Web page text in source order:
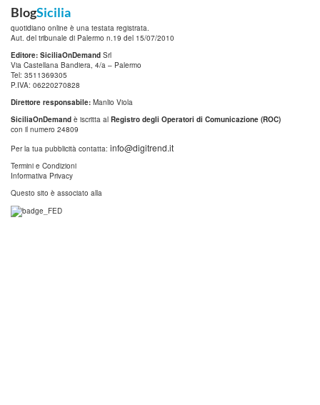
BlogSicilia
quotidiano online è una testata registrata.
Aut. del tribunale di Palermo n.19 del 15/07/2010
Editore: SiciliaOnDemand Srl
Via Castellana Bandiera, 4/a – Palermo
Tel: 3511369305
P.IVA: 06220270828
Direttore responsabile: Manlio Viola
SiciliaOnDemand è iscritta al Registro degli Operatori di Comunicazione (ROC)
con il numero 24809
Per la tua pubblicità contatta: info@digitrend.it
Termini e Condizioni
Informativa Privacy
Questo sito è associato alla